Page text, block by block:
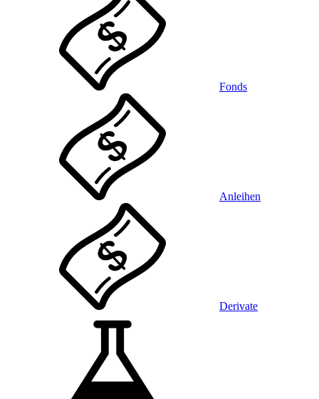
Fonds
Anleihen
Derivate